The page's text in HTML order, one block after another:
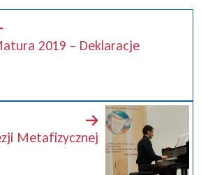
2019 – Deklaracje
Metafizycznej